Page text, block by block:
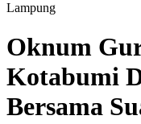
Lampung
Oknum
Kotabumi
Bersama